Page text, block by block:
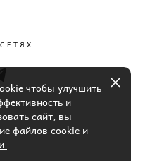
чтобы улучшить
и
сайт, вы
файлов cookie и